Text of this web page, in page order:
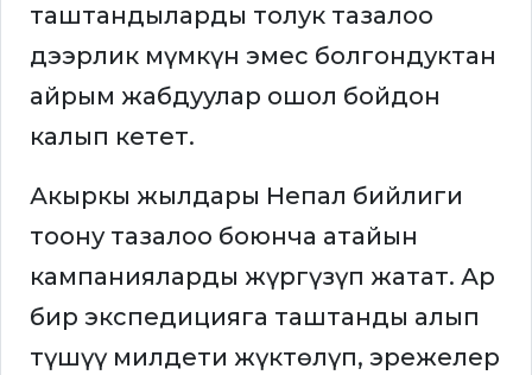
таштандыларды толук тазалоо
дээрлик мүмкүн эмес болгондуктан
айрым жабдуулар ошол бойдон
калып кетет.
Акыркы жылдары Непал бийлиги
тоону тазалоо боюнча атайын
кампанияларды жүргүзүп жатат. Ар
бир экспедицияга таштанды алып
түшүү милдети жүктөлүп, эрежелер